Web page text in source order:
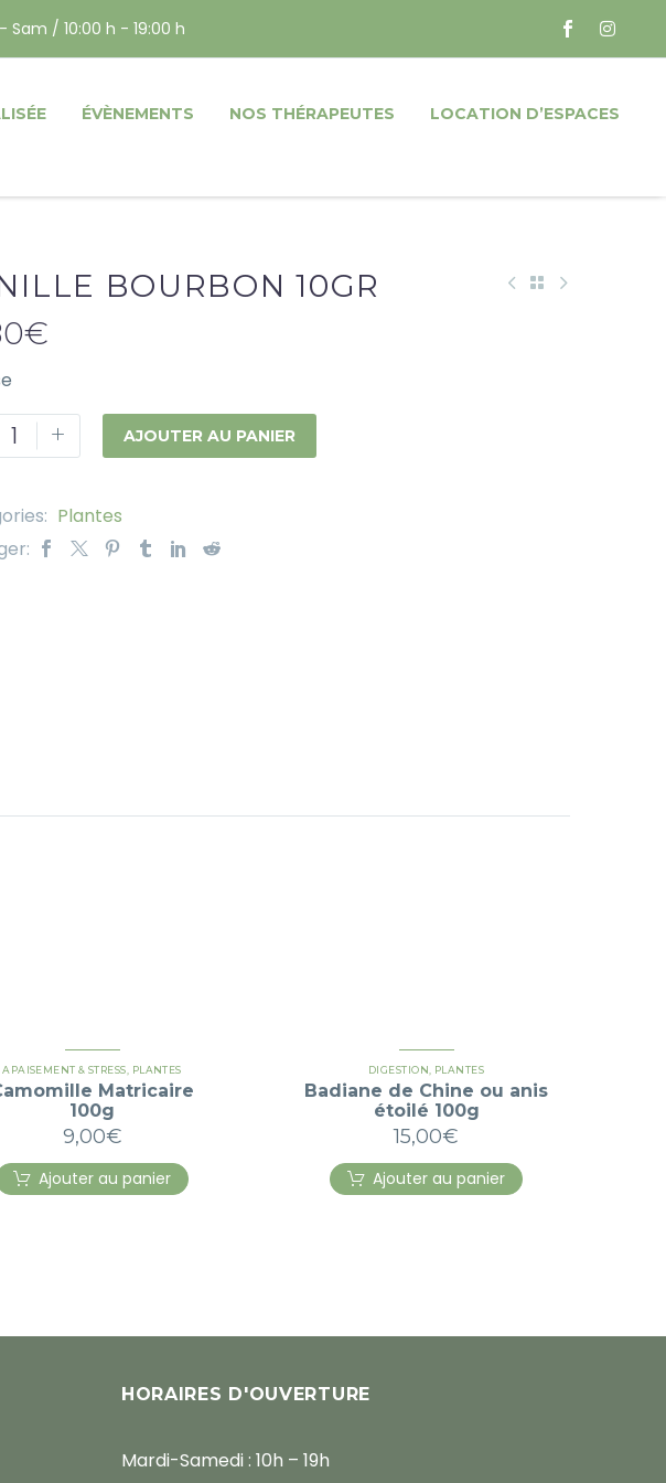
Sam / 10:00 h - 19:00 h
ÉVÈNEMENTS NOS THÉRAPEUTES LOCATION D’ESPACES
BOURBON 10GR
€
+ AJOUTER AU PANIER
Plantes
APAISEMENT & STRESS, PLANTES
Matricaire
100g
9,00€
Ajouter au panier
DIGESTION, PLANTES
Badiane de Chine ou anis
étoilé 100g
15,00€
Ajouter au panier
HORAIRES D'OUVERTURE
Mardi-Samedi : 10h – 19h